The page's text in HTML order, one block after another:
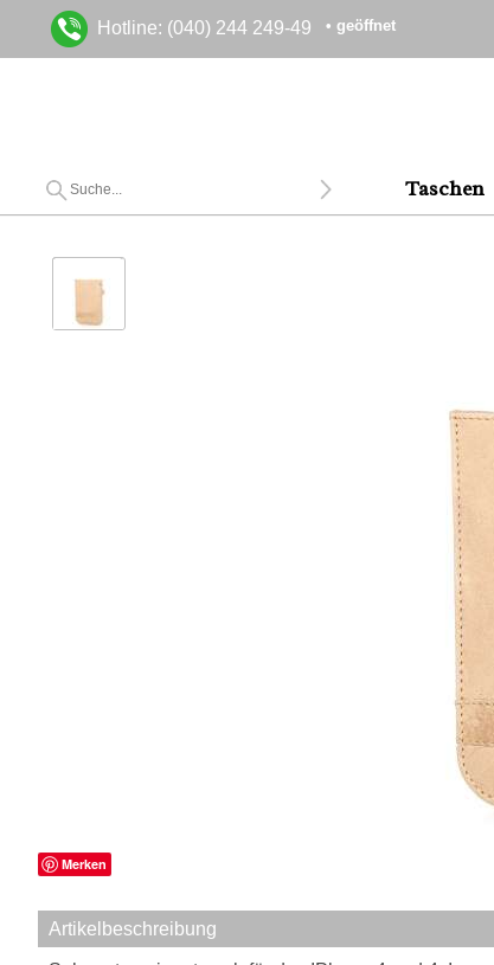
Hotline: (040) 244 249-49 • geöffnet
Taschen
Merken
Artikelbeschreibung